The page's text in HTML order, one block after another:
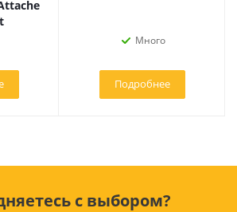
Много
Подробнее
с выбором?